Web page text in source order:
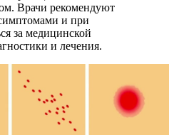
Врачи рекомендуют
и при
за медицинской
и лечения.